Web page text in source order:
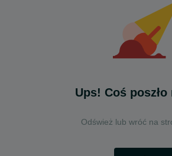
Ups! Coś poszło
Odśwież lub wróć na